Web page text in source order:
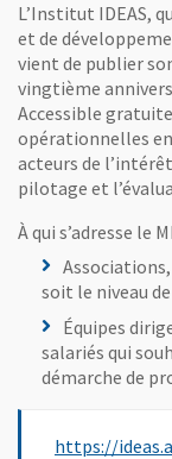
L’Institut IDEAS,
et de
vient de publier
vingtième
Accessible
opérationnelles
acteurs de
pilotage et
À qui s’adresse le
soit le niveau
Équipes
salariés qui
démarche de
https://